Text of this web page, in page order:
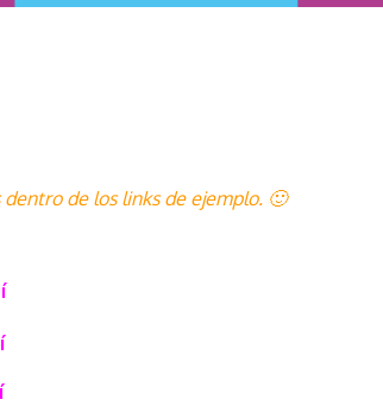
de los links de ejemplo. 🙂